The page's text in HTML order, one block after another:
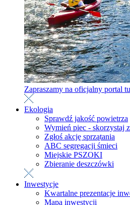
Zapraszamy na oficjalny portal
Ekologia
Sprawdź jakość powietrza
Wymień piec - skorzystaj
Zgłoś akcję sprzątania
ABC segregacji śmieci
Miejskie PSZOKI
Zbieranie deszczówki
Inwestycje
Kwartalne prezentacje
Mapa inwestycji